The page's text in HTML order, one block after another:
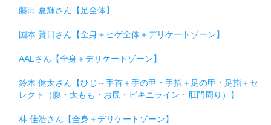
藤田 夏輝さん【足全体】
国本 賢日さん【全身＋ヒゲ全体＋デリケートゾーン】
AALさん【全身＋デリケートゾーン】
鈴木 健太さん【ひじ～手首＋手の甲・手指＋足の甲・足指＋セ
レクト（腹・太もも・お尻・ビキニライン・肛門周り）】
林 佳浩さん【全身＋デリケートゾーン】